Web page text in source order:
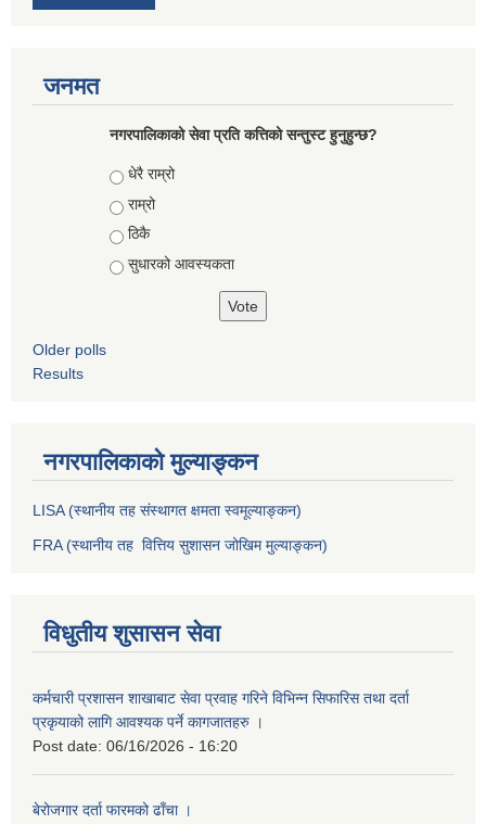
जनमत
नगरपालिकाको सेवा प्रति कत्तिको सन्तुस्ट हुनुहुन्छ?
Choices
धेरै राम्रो
राम्रो
ठिकै
सुधारको आवस्यकता
Older polls
Results
नगरपालिकाको मुल्याङ्कन
LISA (स्थानीय तह संस्थागत क्षमता स्वमूल्याङ्कन)
FRA (स्थानीय तह वित्तिय सुशासन जोखिम मुल्याङ्कन)
विधुतीय शुसासन सेवा
कर्मचारी प्रशासन शाखाबाट सेवा प्रवाह गरिने विभिन्न सिफारिस तथा दर्ता
प्रकृयाको लागि आवश्यक पर्ने कागजातहरु ।
Post date: 06/16/2026 - 16:20
बेरोजगार दर्ता फारमको ढाँचा ।